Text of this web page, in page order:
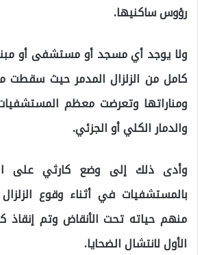
رؤوس ساكنيها.
ولا يوجد أي مسجد أو مستشفى أو
كامل من الزلزال المدمر حيث سقطت
ومناراتها وتعرضت معظم
والدمار الكلي أو الجزئي.
وأدى ذلك إلى وضع كارثي على
بالمستشفيات في أثناء وقوع
منهم حياته تحت الأنقاض وتم إنقاذ
الأول لانتشال الضحايا.